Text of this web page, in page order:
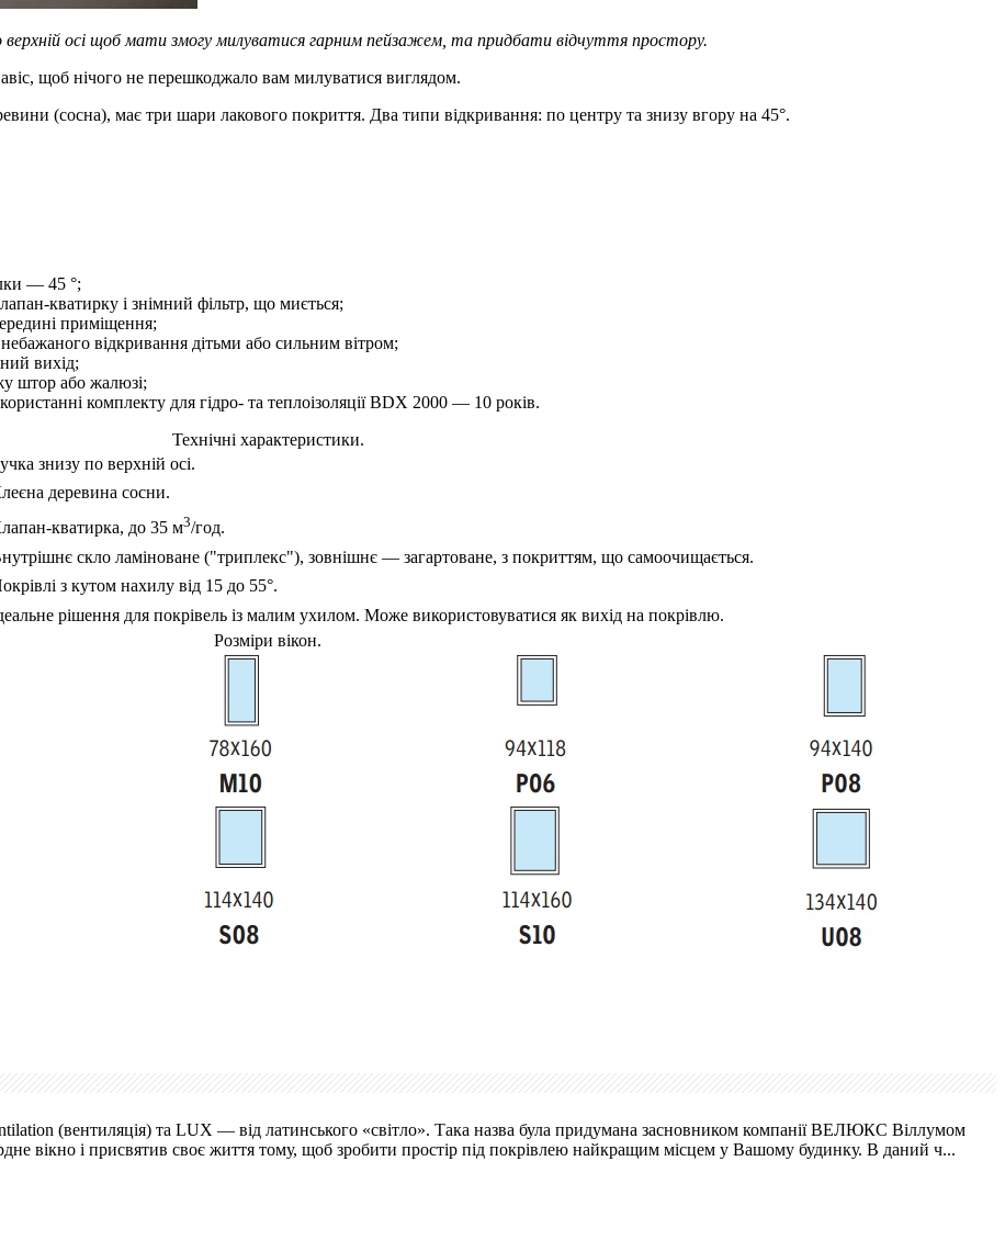
верхній осі щоб мати змогу милуватися гарним пейзажем, та придбати відчуття простору.
щоб нічого не перешкоджало вам милуватися виглядом.
(сосна), має три шари лакового покриття. Два типи відкривання: по центру та знизу вгору на 45°.
— 45 °;
кватирку і знімний фільтр, що миється;
приміщення;
відкривання дітьми або сильним вітром;
вихід;
штор або жалюзі;
комплекту для гідро- та теплоізоляції BDX 2000 — 10 років.
Технічні характеристики.
знизу по верхній осі.
деревина сосни.
кватирка, до 35 м3/год.
скло ламіноване ("триплекс"), зовнішнє — загартоване, з покриттям, що самоочищається.
з кутом нахилу від ​15 до 55°.
рішення для покрівель із малим ухилом. Може використовуватися як вихід на покрівлю.
Розміри вікон.
(вентиляція) та LUX — від латинського «світло». Така назва була придумана засновником компанії ВЕЛЮКС Віллумом
вікно і присвятив своє життя тому, щоб зробити простір під покрівлею найкращим місцем у Вашому будинку. В даний ч...